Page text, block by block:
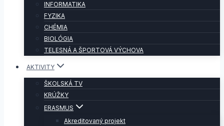
INFORMATIKA
FYZIKA
CHÉMIA
BIOLÓGIA
TELESNÁ A ŠPORTOVÁ VÝCHOVA
AKTIVITY
ŠKOLSKÁ TV
KRÚŽKY
ERASMUS
Akreditovaný projekt